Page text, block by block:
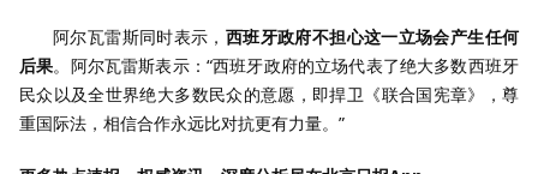
阿尔瓦雷斯同时表示， 西班牙政府不担心这一立场会产生任何
后果。阿尔瓦雷斯表示：“西班牙政府的立场代表了绝大多数西班牙
民众以及全世界绝大多数民众的意愿，即捍卫《联合国宪章》，尊
重国际法，相信合作永远比对抗更有力量。”